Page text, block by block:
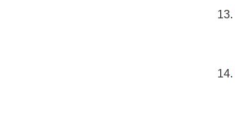
13.
14.